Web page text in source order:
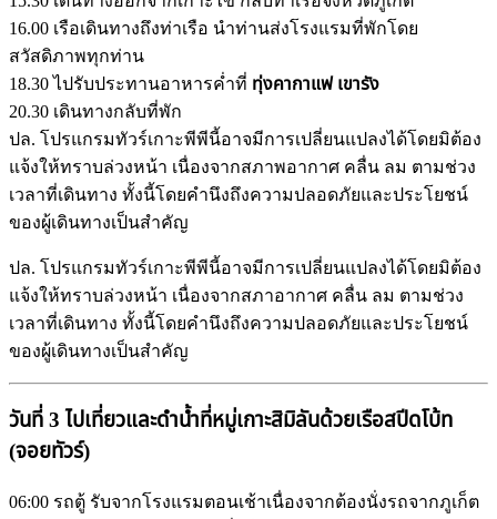
16.00 เรือเดินทางถึงท่าเรือ นำท่านส่งโรงแรมที่พักโดย
สวัสดิภาพทุกท่าน
18.30 ไปรับประทานอาหารค่ำที่ ทุ่งคากาแฟ เขารัง
20.30 เดินทางกลับที่พัก
ปล. โปรแกรมทัวร์เกาะพีพีนี้อาจมีการเปลี่ยนแปลงได้โดยมิต้อง
แจ้งให้ทราบล่วงหน้า เนื่องจากสภาพอากาศ คลื่น ลม ตามช่วง
เวลาที่เดินทาง ทั้งนี้โดยคำนึงถึงความปลอดภัยและประโยชน์
ของผู้เดินทางเป็นสำคัญ
ปล. โปรแกรมทัวร์เกาะพีพีนี้อาจมีการเปลี่ยนแปลงได้โดยมิต้อง
แจ้งให้ทราบล่วงหน้า เนื่องจากสภาอากาศ คลื่น ลม ตามช่วง
เวลาที่เดินทาง ทั้งนี้โดยคำนึงถึงความปลอดภัยและประโยชน์
ของผู้เดินทางเป็นสำคัญ
วันที่ 3 ไปเที่ยวและดำน้ำที่หมู่เกาะสิมิลันด้วยเรือสปีดโบ้ท
(จอยทัวร์)
06:00 รถตู้ รับจากโรงแรมตอนเช้าเนื่องจากต้องนั่งรถจากภูเก็ต